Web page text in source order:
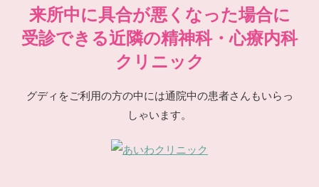
来所中に具合が悪くなった場合に
受診できる近隣の精神科・心療内科
クリニック
グディをご利用の方の中には通院中の患者さんもいらっ
しゃいます。